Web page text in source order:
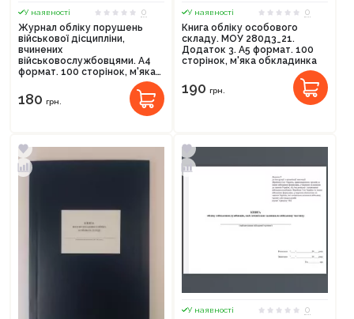
У наявності
0
Журнал обліку порушень
військової дісципліни,
вчинених
військовослужбовцями. А4
формат. 100 сторінок, м'яка
180 грн.
У наявності
0
Книга обліку особового
складу. МОУ 280д3_21.
Додаток 3. А5 формат. 100
сторінок, м'яка обкладинка
190 грн.
У наявності
0